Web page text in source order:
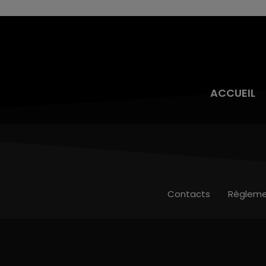
ACCUEIL
Contacts